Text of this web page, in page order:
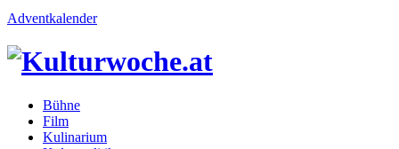
Adventkalender
Bühne
Film
Kulinarium